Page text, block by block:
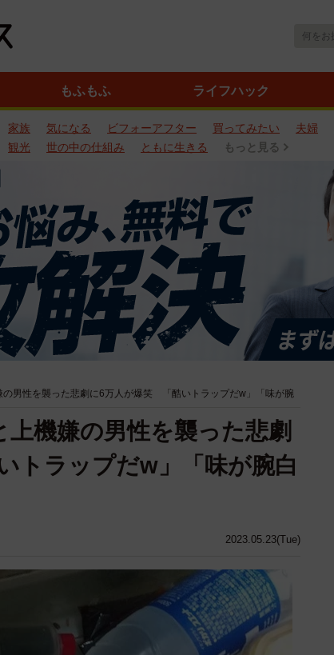
もふもふ ライフハック
家族 気になる ビフォーアフター 買ってみたい 夫婦
観光 世の中の仕組み ともに生きる もっと見る
の男性を襲った悲劇に6万人が爆笑 「酷いトラップだw」「味が腕
2023.05.23(Tue)
上機嫌の男性を襲った悲劇
トラップだw」「味が腕白